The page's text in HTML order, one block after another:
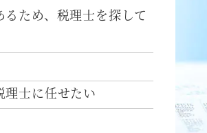
ため、税理士を探して
士に任せたい